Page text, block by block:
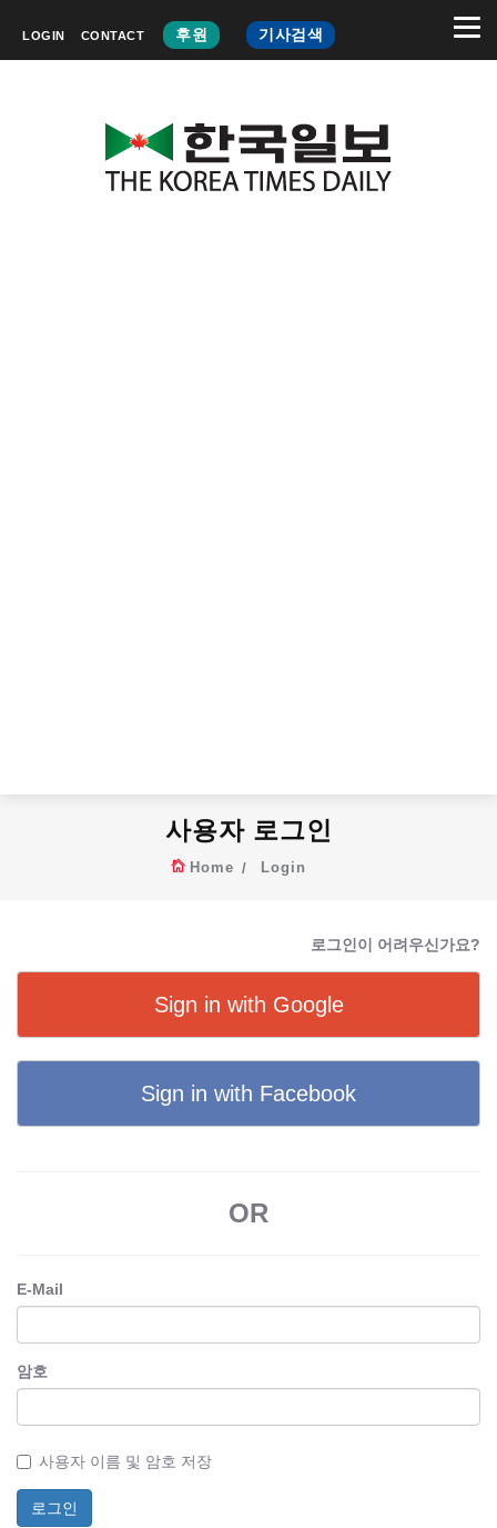
LOGIN CONTACT 후원 기사검색
사용자 로그인
Home Login
로그인이 어려우신가요?
Sign in with Google
Sign in with Facebook
OR
E-Mail
암호
사용자 이름 및 암호 저장